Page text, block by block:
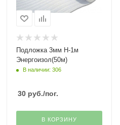
Подложка 3мм H-1м
Энергоизол(50м)
В наличии: 306
30руб./пог.
В КОРЗИНУ